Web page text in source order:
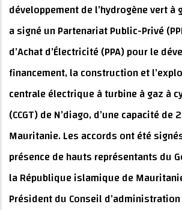
développement de l’hydrogène vert
a signé un Partenariat Public-Privé
d’Achat d’Électricité (PPA) pour le
financement, la construction et
centrale électrique à turbine à gaz à
(CCGT) de N’diago, d’une capacité de
Mauritanie. Les accords ont été
présence de hauts représentants du
la République islamique de
Président du Conseil d’administration